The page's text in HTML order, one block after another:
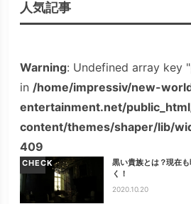
人気記事
Warning: Undefined array key
in /home/impressiv/new-
entertainment.net/
content/themes/shaper/lib/
409
CHECK
黒い貴族とは？現在
く！
2020.10.20